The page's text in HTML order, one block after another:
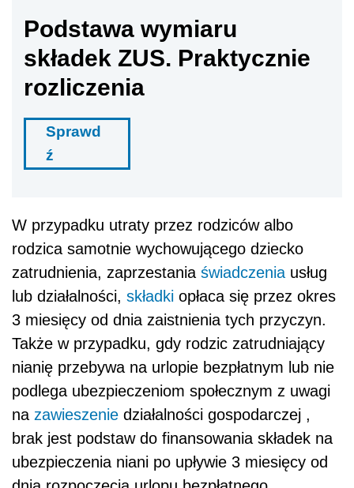
Podstawa wymiaru
składek ZUS. Praktycznie
rozliczenia
Sprawd
ź
W przypadku utraty przez rodziców albo
rodzica samotnie wychowującego dziecko
zatrudnienia, zaprzestania świadczeniausług
lub działalności, składki opłaca się przez okres
3 miesięcy od dnia zaistnienia tych przyczyn.
Także w przypadku, gdy rodzic zatrudniający
nianię przebywa na urlopie bezpłatnym lub nie
podlega ubezpieczeniom społecznym z uwagi
na zawieszenie działalności gospodarczej ,
brak jest podstaw do finansowania składek na
ubezpieczenia niani po upływie 3 miesięcy od